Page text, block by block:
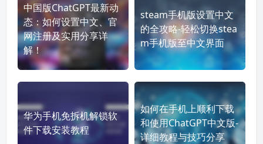
中国版ChatGPT最新动
态：如何设置中文、官
网注册及实用分享详
解！
steam手机版设置中文
的全攻略-轻松切换stea
m手机版至中文界面
华为手机免拆机解锁软
件下载安装教程
如何在手机上顺利下载
和使用ChatGPT中文版-
详细教程与技巧分享